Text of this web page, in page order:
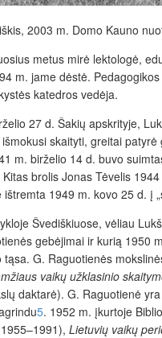
2003 m. Domo Kauno
metus mirė lektologė,
m. jame dėstė.
katedros vedėja.
27 d. Šakių apskrityje,
skaityti, greitai
m. birželio 14 d. buvo
brolis Jonas Tėvelis
1949 m. kovo 25 d. į
Švediškiuose, vėliau
gebėjimai ir kurią 1950
G. Raguotienės
vaikų užklasinio
daktarė). G. Raguotienė
5. 1952 m. įkurtoje
Lietuvių vaikų